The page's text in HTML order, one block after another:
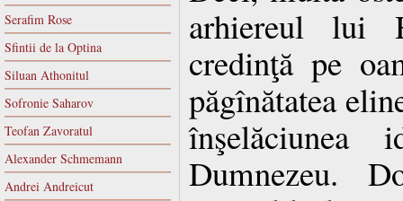
Serafim Rose
Sfintii de la Optina
Siluan Athonitul
Sofronie Saharov
Teofan Zavoratul
Alexander Schmemann
Andrei Andreicut
arhiereul lui
credinţă pe
păgînătatea
înşelăciunea
Dumnezeu.